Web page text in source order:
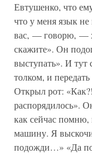
Евтушенко, что
что у меня язык не
вас, — говорю, —
скажите». Он
выступать». И тут
толком, и
Открыл рот:
распорядилось».
как сейчас помню,
машину. Я
подожди…» «Да